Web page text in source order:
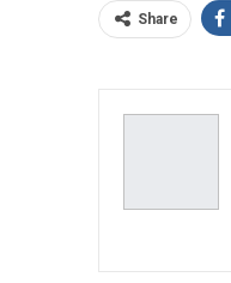
Share